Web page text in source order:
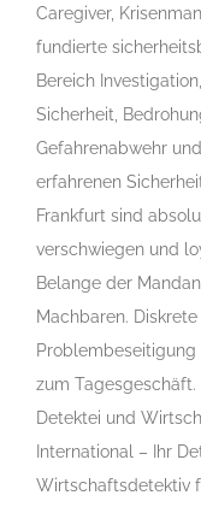
Caregiver,
fundierte
Bereich
Sicherheit,
Gefahrenabwehr
erfahrenen
Frankfurt sind
verschwiegen und
Belange der
Machbaren.
zum Tagesgeschäft.
Detektei und
International – Ihr
Wirtschaftsdetektiv